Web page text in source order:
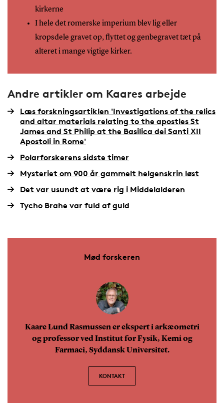
kirkerne
I hele det romerske imperium blev lig eller
kropsdele gravet op, flyttet og genbegravet tæt på
alteret i mange vigtige kirker.
Andre artikler om Kaares arbejde
Læs forskningsartiklen 'Investigations of the relics
and altar materials relating to the apostles St
James and St Philip at the Basilica dei Santi XII
Apostoli in Rome'
Polarforskerens sidste timer
Mysteriet om 900 år gammelt helgenskrin løst
Det var usundt at være rig i Middelalderen
Tycho Brahe var fuld af guld
Mød forskeren
Kaare Lund Rasmussen er ekspert i arkæometri
og professor ved Institut for Fysik, Kemi og
Farmaci, Syddansk Universitet.
KONTAKT